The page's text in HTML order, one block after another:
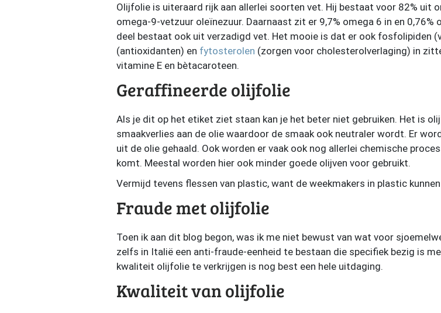
Olijfolie is uiteraard rijk aan allerlei soorten vet. Hij bestaat voor 82% uit
omega-9-vetzuur oleïnezuur. Daarnaast zit er 9,7% omega 6 in en 0,76%
deel bestaat ook uit verzadigd vet. Het mooie is dat er ook fosfolipiden
(antioxidanten) en fytosterolen (zorgen voor cholesterolverlaging) in
vitamine E en bètacaroteen.
Geraffineerde olijfolie
Als je dit op het etiket ziet staan kan je het beter niet gebruiken. Het is
smaakverlies aan de olie waardoor de smaak ook neutraler wordt. Er
uit de olie gehaald. Ook worden er vaak ook nog allerlei chemische
komt. Meestal worden hier ook minder goede olijven voor gebruikt.
Vermijd tevens flessen van plastic, want de weekmakers in plastic
Fraude met olijfolie
Toen ik aan dit blog begon, was ik me niet bewust van wat voor
zelfs in Italië een anti-fraude-eenheid te bestaan die specifiek bezig is
kwaliteit olijfolie te verkrijgen is nog best een hele uitdaging.
Kwaliteit van olijfolie